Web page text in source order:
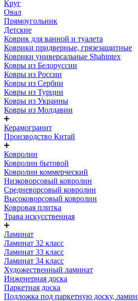
Круг
Овал
Прямоугольник
Детские
Коврик для ванной и туалета
Коврики придверные, грязезащитные
Коврики универсальные Shahintex
Ковры из Белоруссии
Ковры из России
Ковры из Сербии
Ковры из Турции
Ковры из Украины
Ковры из Молдавии
Керамогранит
Производство Китай
Ковролин
Ковролин бытовой
Ковролин коммерческий
Низковорсовый ковролин
Средневорсовый ковролин
Высоковорсовый ковролин
Ковровая плитка
Трава искусственная
Ламинат
Ламинат 32 класс
Ламинат 33 класс
Ламинат 34 класс
Художественный ламинат
Инженерная доска
Паркетная доска
Подложка под паркетную доску,